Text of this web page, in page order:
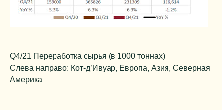
Q4/21 Переработка сырья (в 1000 тоннах)
Слева направо: Кот-д’Ивуар, Европа, Азия, Северная
Америка